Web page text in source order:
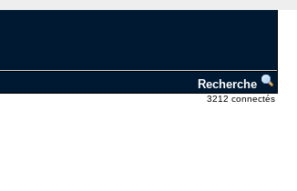
Recherche
3212 connectés